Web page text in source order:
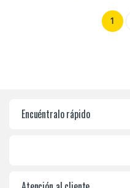
1
Encuéntralo rápido